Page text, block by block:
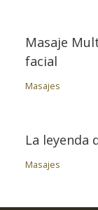
Masaje
facial
Masajes
La leyenda
Masajes